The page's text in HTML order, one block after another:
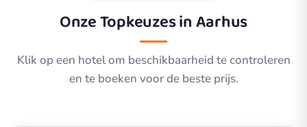
Onze Topkeuzes inAarhus
Klik op een hotel om beschikbaarheid te controleren
en te boeken voor de beste prijs.